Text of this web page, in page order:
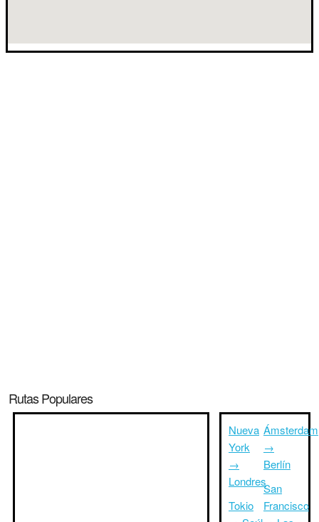
Rutas Populares
Nueva
York
→
Londres
Tokio
Ámsterdam
→
Berlín
San
Francisco